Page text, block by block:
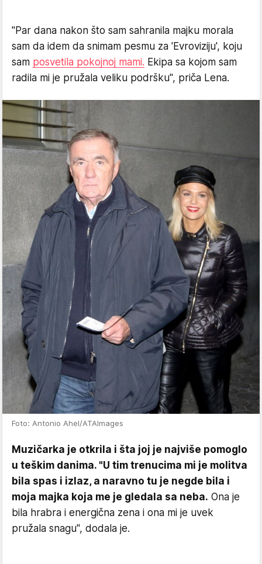
"Par dana nakon što sam sahranila majku morala
sam da idem da snimam pesmu za 'Evroviziju', koju
sam posvetila pokojnoj mami. Ekipa sa kojom sam
radila mi je pružala veliku podršku", priča Lena.
Foto: Antonio Ahel/ATAImages
Muzičarka je otkrila i šta joj je najviše pomoglo
u teškim danima. "U tim trenucima mi je molitva
bila spas i izlaz, a naravno tu je negde bila i
moja majka koja me je gledala sa neba. Ona je
bila hrabra i energična zena i ona mi je uvek
pružala snagu", dodala je.